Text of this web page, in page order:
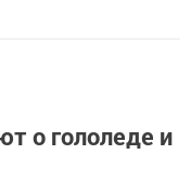
о гололеде и